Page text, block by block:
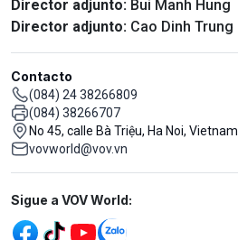
Director adjunto: Bui Manh Hung
Director adjunto: Cao Dinh Trung
Contacto
(084) 24 38266809
(084) 38266707
No 45, calle Bà Triệu, Ha Noi, Vietnam
vovworld@vov.vn
Mạng xã hội
Sigue a VOV World: